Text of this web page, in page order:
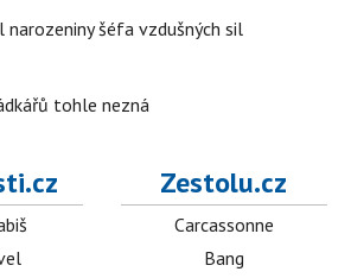
šéfa vzdušných sil
tohle nezná
Zestolu.cz
Carcassonne
Bang